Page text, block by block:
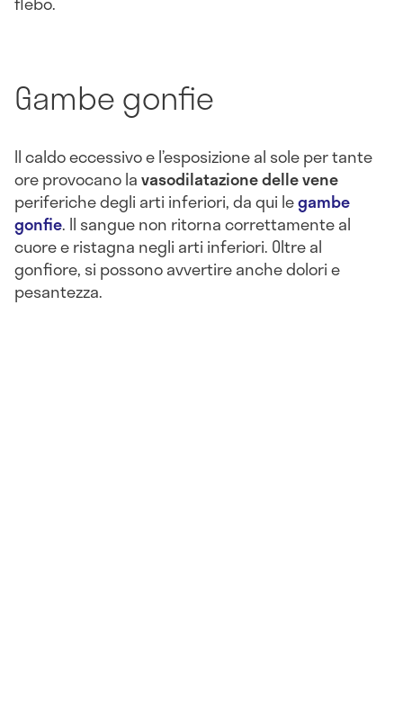
Gambe gonfie
Il caldo eccessivo e l’esposizione al sole per tante
ore provocano lavasodilatazione delle vene
periferiche degli arti inferiori, da qui legambe
gonfie. Il sangue non ritorna correttamente al
cuore e ristagna negli arti inferiori. Oltre al
gonfiore, si possono avvertire anche dolori e
pesantezza.